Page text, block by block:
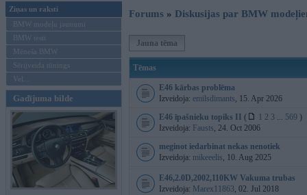
Ziņas un raksti
BMW modeļu jaunumi
BMW testi
Mēneša BMW
Sērijveida tūnings
Vel...
Gadījuma bilde
Forums » Diskusijas par BMW
Jauna tēma
Tēmas
E46 kārbas problēma
Izveidoja: emilsdimants, 15. Apr 2026
E46 īpašnieku topiks II
( 1 2 3 ... 569 )
Izveidoja: Fausts, 24. Oct 2006
meginot iedarbinat nekas nenotiek
Izveidoja: mikeeelis, 10. Aug 2025
E46,2.0D,2002,110KW Vakuma trubas
Izveidoja: Marex11863, 02. Jul 2018